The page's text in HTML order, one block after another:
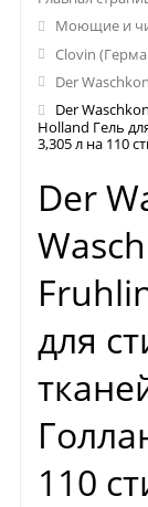
Моющие и
Clovin
Der
Der
Holland Гель
3,305 л на 110
Der
для
110